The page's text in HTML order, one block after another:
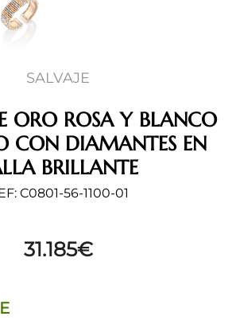
SALVAJE
ORO ROSA Y BLANCO
CON DIAMANTES EN
BRILLANTE
C0801-56-1100-01
31.185€